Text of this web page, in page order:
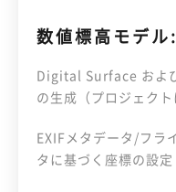
数値標高モデ
Digital Surface およ
の生成（プロジェクト
EXIFメタデータ/フラ
タに基づく座標の設定